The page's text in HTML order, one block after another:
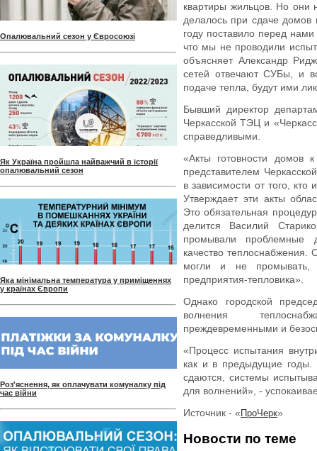
Опалювальний сезон у Євросоюзі
Як Україна пройшла найважчий в історії
опалювальний сезон
Яка мінімальна температура у приміщеннях
у країнах Європи
Роз'яснення, як оплачувати комуналку під
час війни
квартиры жильцов. Но они
делалось при сдаче домов
году поставило перед
что мы не проводили
объясняет Александр
сетей отвечают СУБы, и
подаче тепла, будут ими
Бывший директор
Черкасской ТЭЦ и
справедливыми.
«Акты готовности домов
представителем
в зависимости от того,
Утверждает эти акты
Это обязательная
делится Василий
промывали проблемные
качество
могли и не промывать,
предприятия-тепловика».
Однако городской
волнения
преждевременными и
«Процесс испытания
как и в предыдущие годы.
сдаются, системы
для волнений», -
Источник - « ПроЧерк»
Новости по теме